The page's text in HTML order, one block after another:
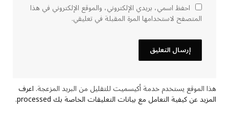
احفظ اسمي، بريدي الإلكتروني، والموقع الإلكتروني في هذا
المتصفح لاستخدامها المرة المقبلة في تعليقي.
هذا الموقع يستخدم خدمة أكيسميت للتقليل من البريد المزعجة.اعرف
المزيد عن كيفية التعامل مع بيانات التعليقات الخاصة بك processed .